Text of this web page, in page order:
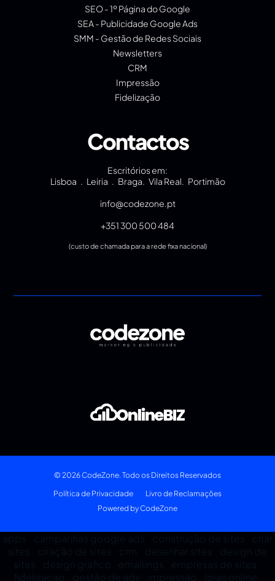
SEO - 1º Página do Google
SEA - Publicidade Google Ads
SMM - Gestão de Redes Sociais
Newsletters
CRM
Impressão
Fidelização
Contactos
Escritórios em:
Lisboa . Leiria . Braga. Vila Real. Portimão
info@codezone.pt
+351 300 500 484
(custo de chamada para a rede fixa nacional)
© 2026 CodeZone. Todo os Direitos Reservados
Política de Privacidade
Livro de Reclamações
Powered by CodeZone
apps campanhas google ads construção de sites
criar
sites
criação de sites crm desenhar sites
design de
sites
design grafico emailings empresas de sites
fidelizacao gestão de ads impressao lojas online